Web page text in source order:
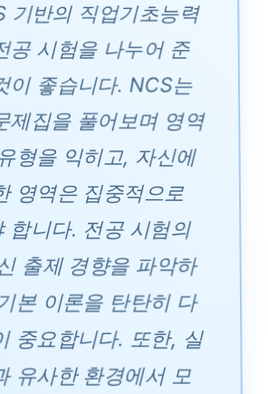
기반의 직업기초능력
공 시험을 나누어 준
이 좋습니다. NCS는
제집을 풀어보며 영역
형을 익히고, 자신에
영역은 집중적으로
합니다. 전공 시험의
출제 경향을 파악하
본 이론을 탄탄히 다
중요합니다. 또한, 실
유사한 환경에서 모